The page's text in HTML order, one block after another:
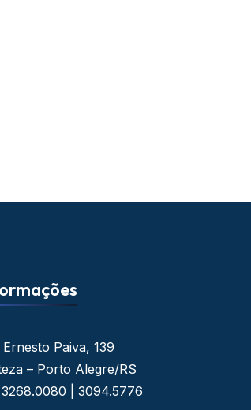
Ernesto Paiva, 139
– Porto Alegre/RS
3268.0080 | 3094.5776